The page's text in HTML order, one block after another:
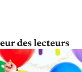
des lecteurs